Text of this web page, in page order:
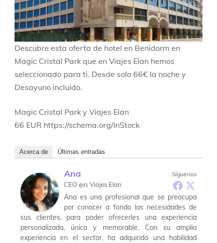
Descubre esta oferta de hotel en Benidorm en
Magic Cristal Park que en Viajes Elan hemos
seleccionado para ti. Desde solo 66€ la noche y
Desayuno incluido.
Magic Cristal Park y Viajes Elan
66 EUR https://schema.org/InStock
Acerca de Últimas entradas
Síguenos
Ana
CEO en Viajes Elan
Ana es una profesional que se preocupa
por conocer a fondo las necesidades de
sus clientes, para poder ofrecerles una experiencia
personalizada, única y memorable. Con su amplia
experiencia en el sector, ha adquirido una habilidad